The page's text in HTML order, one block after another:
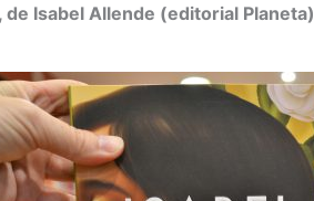
de Isabel Allende (editorial Planeta)